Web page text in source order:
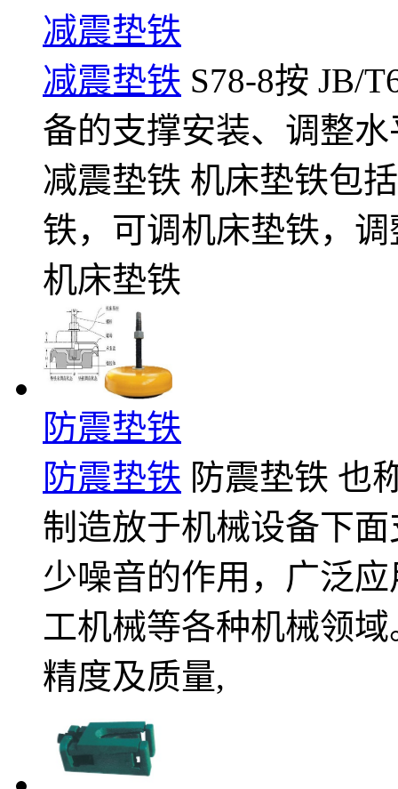
减震垫铁
减震垫铁 S78-8按 JB/
备的支撑安装、调整
减震垫铁 机床垫铁包
铁，可调机床垫铁，
机床垫铁
防震垫铁
防震垫铁 防震垫铁 也
制造放于机械设备下
少噪音的作用，广泛
工机械等各种机械领
精度及质量,